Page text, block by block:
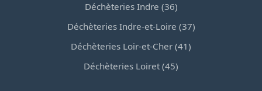
Déchèteries Indre (36)
Déchèteries Indre-et-Loire (37)
Déchèteries Loir-et-Cher (41)
Déchèteries Loiret (45)